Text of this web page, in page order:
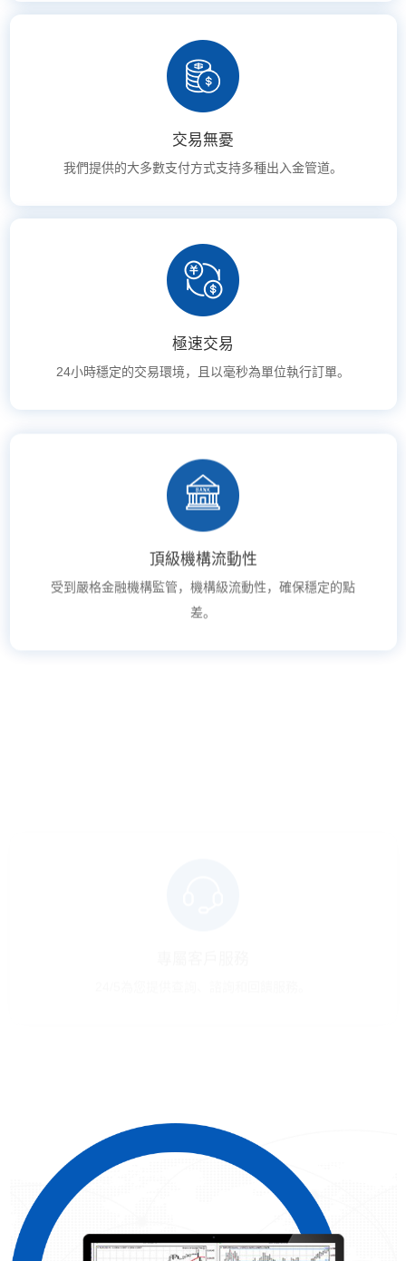
交易無憂
我們提供的大多數支付方式支持多種出入金管道。
極速交易
24小時穩定的交易環境，且以毫秒為單位執行訂單。
頂級機構流動性
體現報價市場深度，即時顯示市場交易量和流動性數
據，直觀感受市場波動掌握先機。